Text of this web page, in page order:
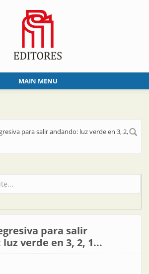
MAIN MENU
para salir andando: luz verde en 3, 2,
para salir
verde en 3, 2, 1...